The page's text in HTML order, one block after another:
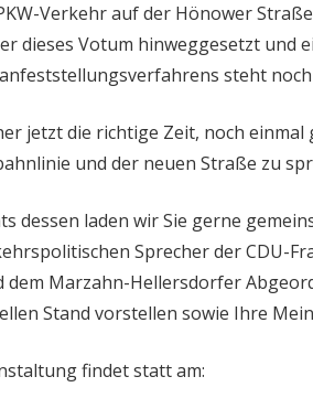
Verkehr auf der Hönower
dieses Votum hinweggesetzt und
steht noch
jetzt die richtige Zeit, noch
und der neuen Straße zu
dessen laden wir Sie gerne
Sprecher der CDU-
dem Marzahn-Hellersdorfer
Stand vorstellen sowie Ihre
findet statt am: